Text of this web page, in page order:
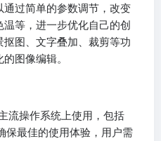
过简单的参数调节，改变
等，进一步优化自己的创
图、文字叠加、裁剪等功
图像编辑。
流操作系统上使用，包括
最佳的使用体验，用户需